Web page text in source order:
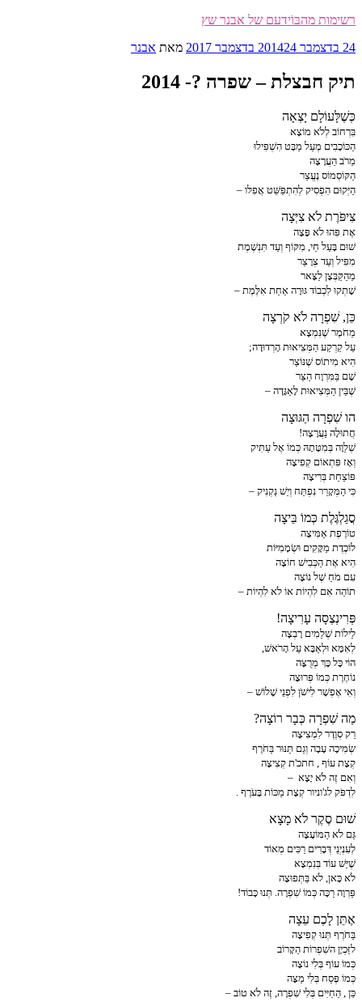
דילוג
רשימות מהבּוֹידעם של אבנר שץ
פורסם
24 בדצמבר 2014 24 בדצמבר 2017 מאת אבנר
תיק חבצלת – שפרה ?- 2014
כְּשֶׁלָּעוֹלָם יָצְאָה
בִּרְחוֹב לְלֹא מוֹצָא
הַכּוֹכָבִים מֶעַל מַבָּט הִשְׁפִּילוּ
מֵרֹב הַעֲרָצָה
הַקּוֹסְמוֹס נֶעֱצַר
הַיְּקוּם הִפְסִיק לְהִתְפַּשֵּׁט אֲפִלּו –
צִיפֹּרֶת לֹא צִיְּצָה
אֶת פִּהוּ לֹא פָּצָה
שׁוּם בָּעַל חַי, מִקּוֹף וְעַד תִּנְשֶׁמֶת
מִפִּיל וְעַד צְרָצַר
מֵהַקַּבְּצָן לַצָּאר
שָׁתְקוּ לִכְבוֹד גּוּרָה אַחַת אִלֶּמֶת –
כֵּן, שִׁפְרָה לֹא קֹרְצָה
מֵחֹמֶר שֶׁנִּמְצָא
עַל קַרְקַע הַמְּצִיאוּת הָרְדוּדָה;
הִיא מִיתוֹס שֶׁנּוֹצַר
שָׁם בַּמִּרְוָח הַצַּר
שֶׁבֵּין הַמְּצִיאוּת לָאַגָּדָה –
הו שִׁפְרָה הַגּוּצָה
חֲתוּלָה נַעֲרָצָה!
שְׁלֵוָה בְּמִטָּתָהּ כְּמוֹ אֶל עַתִּיק
וְאָז פִּתְאוֹם קְפִיצָה
פּוֹצַחַת בְּרִיצָה
כִּי הַמְּקָרֵר נִפְתַּח וְיֵשׁ נַקְנִיק –
סֲגַלְגֶּלֶת כְּמוֹ בֵּיצָה
טוֹרֶפֶת אַמִּיצָה
לוֹכֶדֶת מַקָּקִים וּשְׂמָמִיּוֹת
הִיא אֶת הַכְּבִישׁ חוֹצָה
עִם מֹחַ שֶׁל נוֹצָה
תוֹהַה אִם לִהְיוֹת אוֹ לֹא לִהְיוֹת –
פְּרִינְצֶסָה עָרִיצָה!
לֵילוֹת שְׁלֵמִים רָבְצָה
לְאִמָּא וּלְאַבָּא עַל הָרֹאשׁ,
הוֹי כָּל כָּךְ מְרֻצָּה
נוֹחֶרֶת כְּמוֹ פְּרוּצָה
וְאִי אֶפְשָׁר לִישֹׁן לִפְנֵי שָׁלוֹשׁ –
מַה שִׁפְרָה כְּבָר רוֹצָה?
רַק סְוֶדֶר לִמְצִיצָה
שְׂמִיכָה עָבָה וְגַם תַּנּוּר בַּחֹרֶף
קְצָת עוֹף , חתכ'ת קְצִיצָה
וְאִם זֶה לֹא יָצָא –
לִדְפֹּק לג'וניור קְצָת מַכּוֹת בָּעֹרֶף .
שׁוּם סֶקֶר לֹא מָצָא
גַּם לֹא הַמּוֹעָצָה
לְעִנְיְנֵי דְּבָרִים רַכִּים מְאוֹד
שֶׁיֵּשׁ עוֹד בְּנִמְצָא
לֹא כָּאן, לֹא בַּתְּפוּצָה
פַּרְוָה רַכָּה כְּמוֹ שִׁפְרָה. תְּנוּ כָּבוֹד!
אֶתֵּן לָכֶם עֵצָה
בַּחֹרֶף תְּנוּ קְפִיצָה
לזַּכְיָן השִׁפְרוֹת הַקָּרוֹב
כְּמוֹ עוֹף בְּלִי נוֹצָה
כְּמוֹ פֶּסַח בְּלִי מַצָּה
כֵּן , הַחַיִּים בְּלִי שִׁפְרָה, זֶה לֹא טוֹב –